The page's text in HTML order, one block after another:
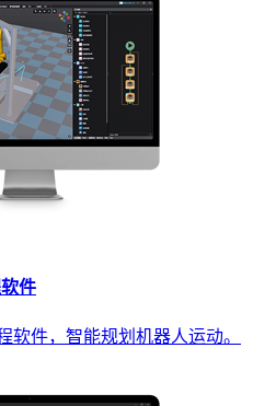
件
软件，智能规划机器人运动。